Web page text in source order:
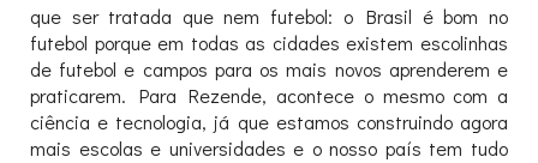
que ser tratada que nem futebol: o Brasil é bom no
futebol porque em todas as cidades existem escolinhas
de futebol e campos para os mais novos aprenderem e
praticarem. Para Rezende, acontece o mesmo com a
ciência e tecnologia, já que estamos construindo agora
mais escolas e universidades e o nosso país tem tudo